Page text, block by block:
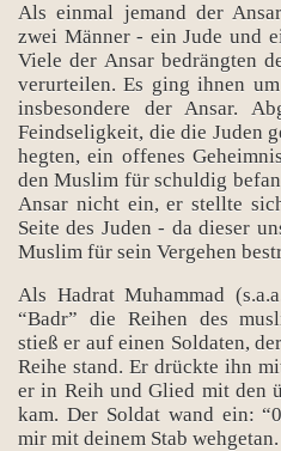
Als einmal jemand der
zwei Männer - ein Jude und
Viele der Ansar bedrängten
verurteilen. Es ging ihnen
insbesondere der Ansar.
Feindseligkeit, die die Juden
hegten, ein offenes
den Muslim für schuldig
Ansar nicht ein, er stellte
Seite des Juden - da dieser
Muslim für sein Vergehen
Als Hadrat Muhammad
“Badr” die Reihen des
stieß er auf einen Soldaten,
Reihe stand. Er drückte ihn
er in Reih und Glied mit den
kam. Der Soldat wand ein:
mir mit deinem Stab wehgetan.